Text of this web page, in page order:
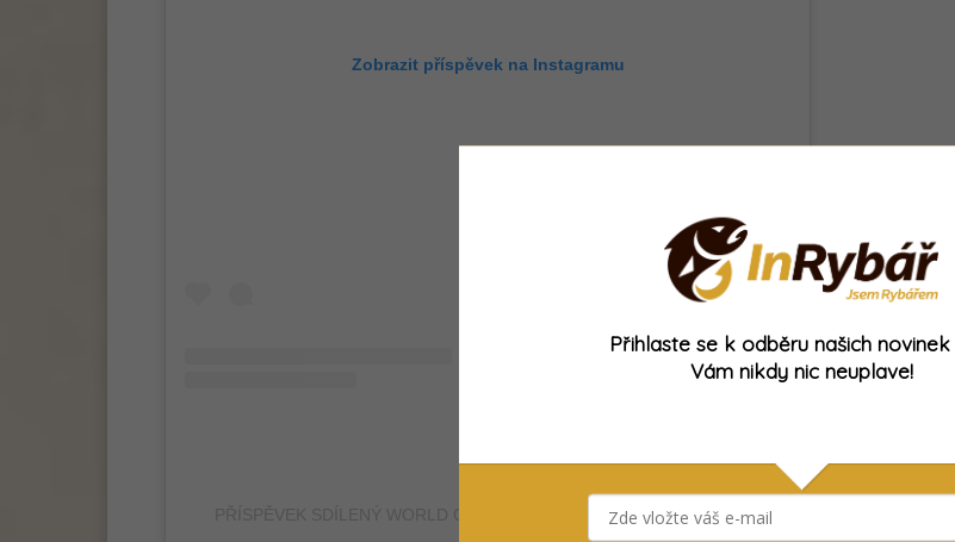
Zobrazit příspěvek na Instagramu
PŘÍSPĚVEK SDÍLENÝ WORLD OF CARP TEAM (@WORLD_OF_CARP)
Přihlaste se k odběru našich novinek
Vám nikdy nic neuplave!